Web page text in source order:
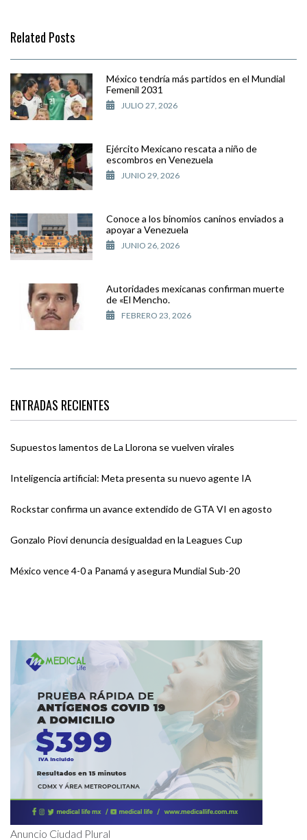
Related Posts
México tendría más partidos en el Mundial
Femenil 2031
JULIO 27, 2026
Ejército Mexicano rescata a niño de
escombros en Venezuela
JUNIO 29, 2026
Conoce a los binomios caninos enviados a
apoyar a Venezuela
JUNIO 26, 2026
Autoridades mexicanas confirman muerte
de «El Mencho.
FEBRERO 23, 2026
ENTRADAS RECIENTES
Supuestos lamentos de La Llorona se vuelven virales
Inteligencia artificial: Meta presenta su nuevo agente IA
Rockstar confirma un avance extendido de GTA VI en agosto
Gonzalo Piovi denuncia desigualdad en la Leagues Cup
México vence 4-0 a Panamá y asegura Mundial Sub-20
Anuncio Ciudad Plural